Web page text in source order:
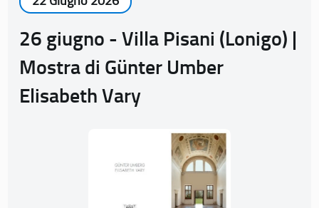
26 giugno - Villa Pisani (Lonigo) |
Mostra di Günter Umber
Elisabeth Vary